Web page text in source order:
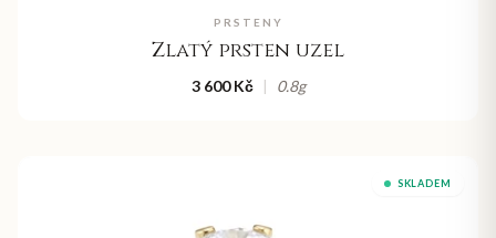
PRSTENY
Zlatý prsten uzel
3 600 Kč | 0.8g
SKLADEM